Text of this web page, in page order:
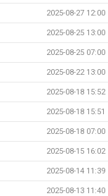
2025-08-27 12:00
2025-08-25 13:00
2025-08-25 07:00
2025-08-22 13:00
2025-08-18 15:52
2025-08-18 15:51
2025-08-18 07:00
2025-08-15 16:02
2025-08-14 11:39
2025-08-13 11:40